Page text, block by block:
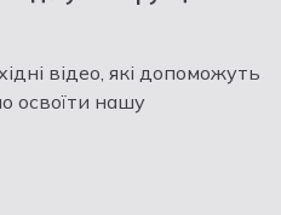
відео, які допоможуть
освоїти нашу